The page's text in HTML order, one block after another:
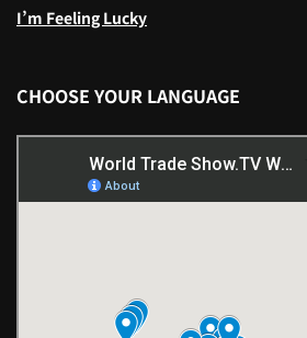
I’m Feeling Lucky
CHOOSE YOUR LANGUAGE